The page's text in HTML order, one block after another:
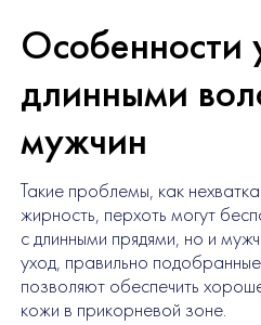
Особенности
длинными
мужчин
Такие проблемы, как
жирность, перхоть могут
с длинными прядями, но и
уход, правильно
позволяют обеспечить
кожи в прикорневой зоне.